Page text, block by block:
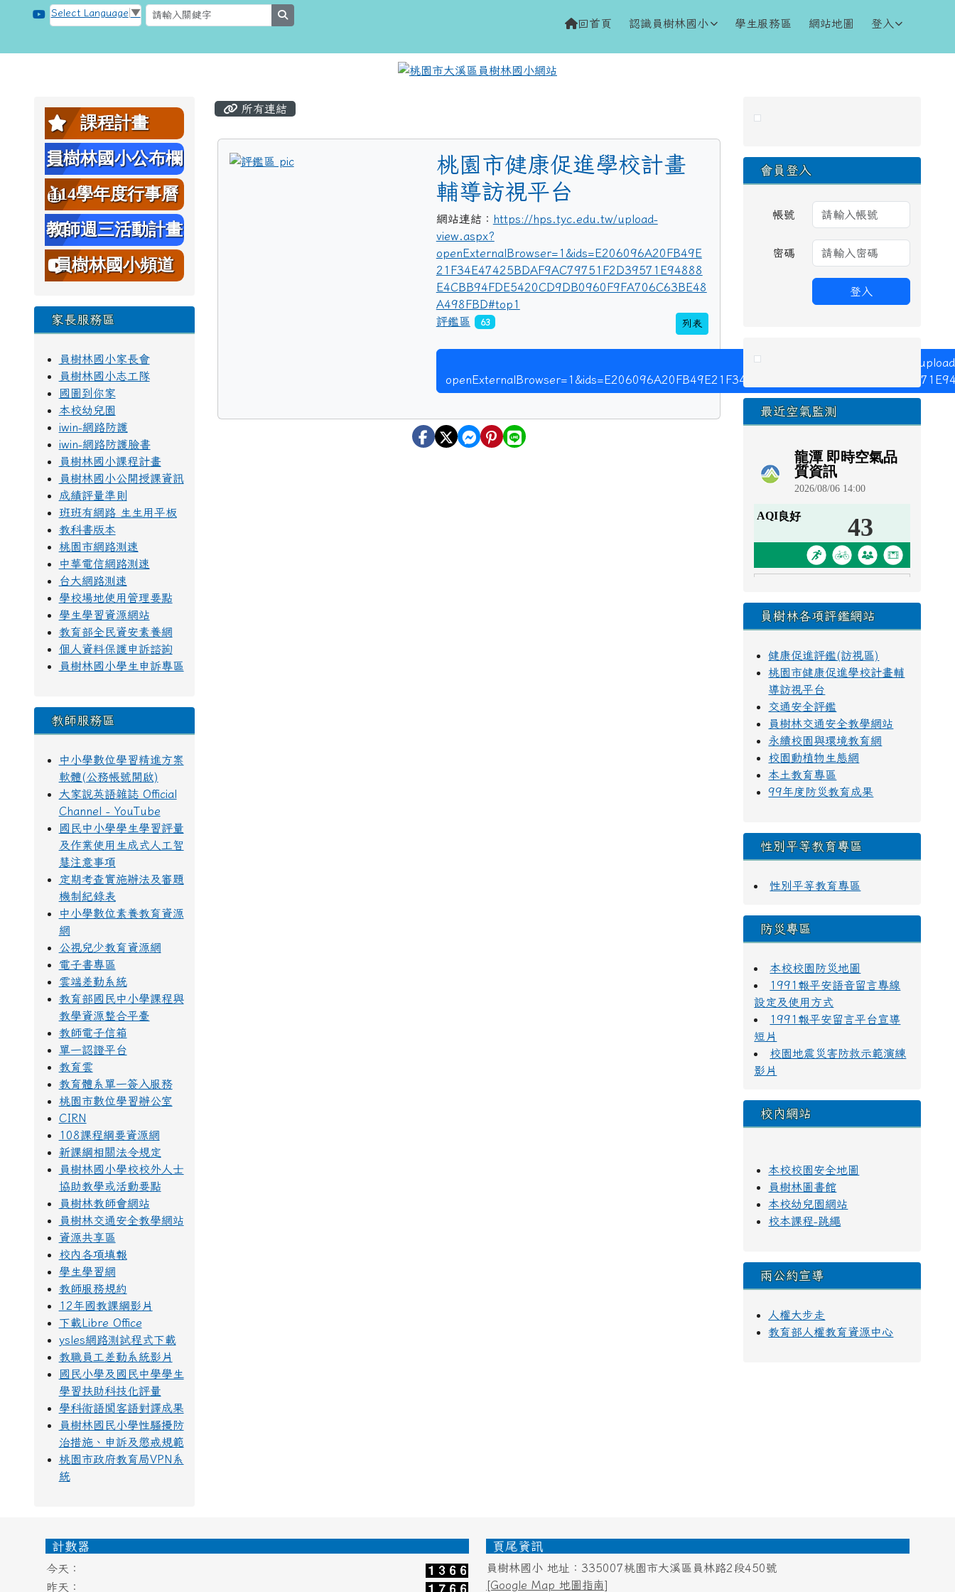
跳至主內容區
桃園市大溪區員樹林國小網站
Select Language ▼
回首頁 認識員樹林國小 學生服務區 網站地圖 登入
左邊區域內容
課程計畫
員樹林國小公布欄
114學年度行事曆
教師週三活動計畫
表
員樹林國小頻道
家長服務區
員樹林國小家長會
員樹林國小志工隊
國圖到你家
本校幼兒園
iwin-網路防護
iwin-網路防護臉書
員樹林國小課程計畫
員樹林國小公開授課資訊
成績評量準則
班班有網路 生生用平板
教科書版本
桃園市網路測速
中華電信網路測速
台大網路測速
學校場地使用管理要點
學生學習資源網站
教育部全民資安素養網
個人資料保護申訴諮詢
員樹林國小學生申訴專區
教師服務區
中小學數位學習精進方案
軟體(公務帳號開啟)
大家說英語雜誌 Official
Channel - YouTube
國民中小學學生學習評量
及作業使用生成式人工智
慧注意事項
定期考查實施辦法及審題
機制紀錄表
中小學數位素養教育資源
網
公視兒少教育資源網
電子書專區
雲端差勤系統
教育部國民中小學課程與
教學資源整合平臺
教師電子信箱
單一認證平台
教育雲
教育體系單一簽入服務
桃園市數位學習辦公室
CIRN
108課程綱要資源網
新課綱相關法令規定
員樹林國小學校校外人士
協助教學或活動要點
員樹林教師會網站
員樹林交通安全教學網站
資源共享區
校內各項填報
學生學習網
教師服務規約
12年國教課綱影片
下載Libre Office
ysles網路測試程式下載
教職員工差勤系統影片
國民小學及國民中學學生
學習扶助科技化評量
學科術語閩客語對譯成果
員樹林國民小學性騷擾防
治措施、申訴及懲戒規範
桃園市政府教育局VPN系
統
主內容區域
所有連結
title:評鑑區
桃園市健康促進學校計畫
輔導訪視平台
網站連結： https://hps.tyc.edu.tw/upload-
view.aspx?
openExternalBrowser=1&ids=E206096A20FB49E
21F34E47425BDAF9AC79751F2D39571E94888
E4CBB94FDE5420CD9DB0960F9FA706C63BE48
A498FBD#top1
評鑑區
63 列表
連至：https://hps.tyc.edu.tw/
右邊區域內容
會員登入
帳號
密碼
登入
link to https://eliteracy.edu.tw/
最近空氣監測
員樹林各項評鑑網站
健康促進評鑑(訪視區)
桃園市健康促進學校計畫輔
導訪視平台
交通安全評鑑
員樹林交通安全教學網站
永續校園與環境教育網
校園動植物生態網
本土教育專區
99年度防災教育成果
性別平等教育專區
性別平等教育專區
防災專區
本校校園防災地圖
1991報平安語音留言專線
設定及使用方式
1991報平安留言平台宣導
短片
校園地震災害防救示範演練
影片
校內網站
本校校園安全地圖
員樹林圖書館
本校幼兒園網站
校本課程-跳繩
兩公約宣導
人權大步走
教育部人權教育資源中心
頁尾區域內容
計數器
今天：
昨天：
頁尾資訊
員樹林國小 地址：335007桃園市大溪區員林路2段450號
[Google Map 地圖指南]